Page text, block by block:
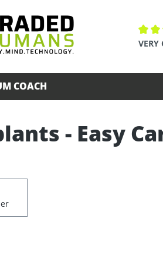
VERY
COACH
- Easy